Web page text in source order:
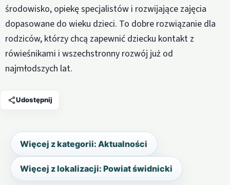
środowisko, opiekę specjalistów i rozwijające zajęcia
dopasowane do wieku dzieci. To dobre rozwiązanie dla
rodziców, którzy chcą zapewnić dziecku kontakt z
rówieśnikami i wszechstronny rozwój już od
najmłodszych lat.
Udostępnij
Więcej z kategorii: Aktualności
Więcej z lokalizacji: Powiat świdnicki